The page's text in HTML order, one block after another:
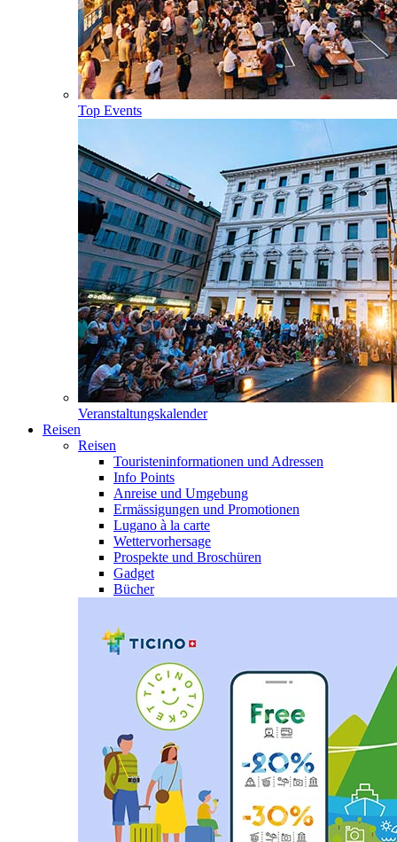
Top Events
Veranstaltungskalender
Reisen
Reisen
Touristeninformationen und Adressen
Info Points
Anreise und Umgebung
Ermässigungen und Promotionen
Lugano à la carte
Wettervorhersage
Prospekte und Broschüren
Gadget
Bücher